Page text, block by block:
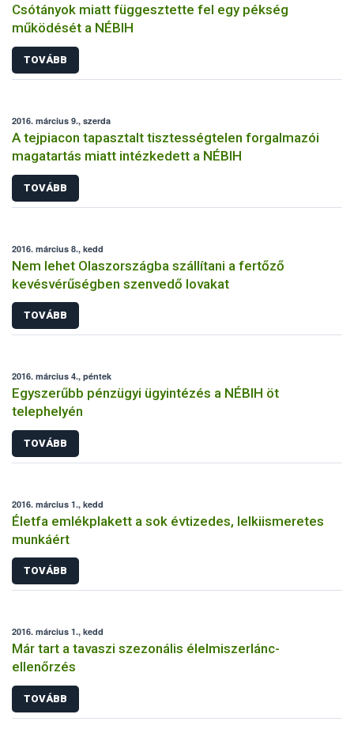
Csótányok miatt függesztette fel egy pékség
működését a NÉBIH
TOVÁBB
2016. március 9., szerda
A tejpiacon tapasztalt tisztességtelen forgalmazói
magatartás miatt intézkedett a NÉBIH
TOVÁBB
2016. március 8., kedd
Nem lehet Olaszországba szállítani a fertőző
kevésvérűségben szenvedő lovakat
TOVÁBB
2016. március 4., péntek
Egyszerűbb pénzügyi ügyintézés a NÉBIH öt
telephelyén
TOVÁBB
2016. március 1., kedd
Életfa emlékplakett a sok évtizedes, lelkiismeretes
munkáért
TOVÁBB
2016. március 1., kedd
Már tart a tavaszi szezonális élelmiszerlánc-
ellenőrzés
TOVÁBB